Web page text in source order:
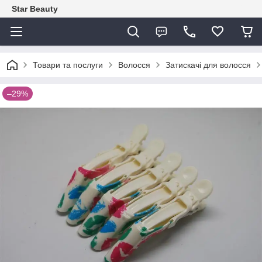
Star Beauty
Товари та послуги Волосся Затискачі для волосся
–29%